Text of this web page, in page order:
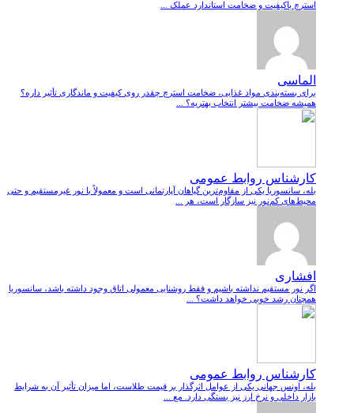
استرچ باکیفیت و ضخامت استاندارد عملک ...
الماسی
برای بسته‌بندی مواد غذایی، ضخامت استرچ چقدر روی کیفیت و ماندگاری تأثیر داره؟
همیشه ضخامت بیشتر انتخاب بهتریه؟ ...
کارشناس روابط عمومی
بله، سانسوریا یکی از مقاوم‌ترین گیاهان آپارتمانی است و معمولاً با نور غیرمستقیم و حتی
محیط‌های کم‌نور نیز سازگار است، هر ...
افشاری
اگر نور مستقیم نداشته باشیم و فقط روشنایی معمولی اتاق وجود داشته باشد، سانسوریا
همچنان رشد خوبی خواهد داشت؟ ...
کارشناس روابط عمومی
بله، اونس جهانی یکی از عوامل اثرگذار بر قیمت طلاست، اما میزان تأثیر آن به شرایط
بازار داخلی و نرخ ارز نیز بستگی دارد. مع ...